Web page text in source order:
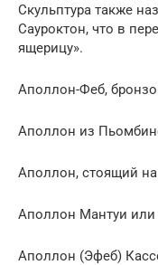
Скульптура также
Сауроктон, что в
ящерицу».
Аполлон-Феб,
Аполлон из
Аполлон, стоящий
Аполлон Мантуи
Аполлон (Эфеб)